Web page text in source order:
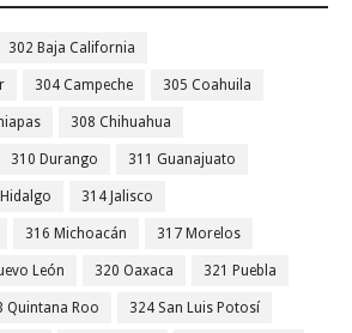
302 Baja California
304 Campeche 305 Coahuila
308 Chihuahua
310 Durango 311 Guanajuato
314 Jalisco
316 Michoacán 317 Morelos
León 320 Oaxaca 321 Puebla
Quintana Roo 324 San Luis Potosí